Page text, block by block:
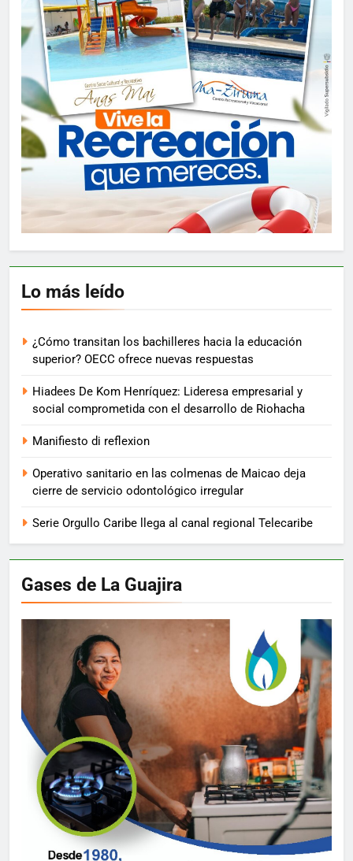
Lo más leído
¿Cómo transitan los bachilleres hacia la educación
superior? OECC ofrece nuevas respuestas
Hiadees De Kom Henríquez: Lideresa empresarial y
social comprometida con el desarrollo de Riohacha
Manifiesto di reflexion
Operativo sanitario en las colmenas de Maicao deja
cierre de servicio odontológico irregular
Serie Orgullo Caribe llega al canal regional Telecaribe
Gases de La Guajira